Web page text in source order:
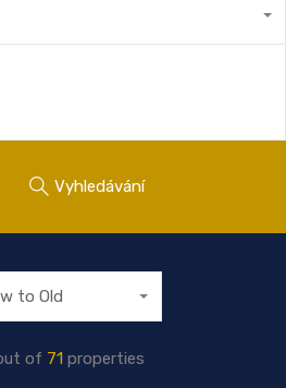
Vyhledávání
of 71 properties
to Old